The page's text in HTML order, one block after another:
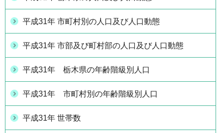
平成31年 市町村別の人口及び人口動態
平成31年 市部及び町村部の人口及び人口動態
平成31年 栃木県の年齢階級別人口
平成31年 市町村別の年齢階級別人口
平成31年 世帯数